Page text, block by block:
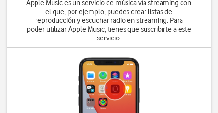
Apple Music es un servicio de música vía streaming con
el que, por ejemplo, puedes crear listas de
reproducción y escuchar radio en streaming. Para
poder utilizar Apple Music, tienes que suscribirte a este
servicio.